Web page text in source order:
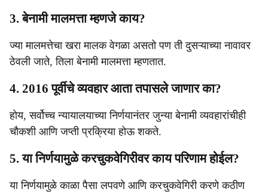
3. बेनामी मालमत्ता म्हणजे काय?
ज्या मालमत्तेचा खरा मालक वेगळा असतो पण ती दुसऱ्याच्या नावावर
ठेवली जाते, तिला बेनामी मालमत्ता म्हणतात.
4. 2016 पूर्वीचे व्यवहार आता तपासले जाणार का?
होय, सर्वोच्च न्यायालयाच्या निर्णयानंतर जुन्या बेनामी व्यवहारांचीही
चौकशी आणि जप्ती प्रक्रिया होऊ शकते.
5. या निर्णयामुळे करचुकवेगिरीवर काय परिणाम होईल?
या निर्णयामुळे काळा पैसा लपवणे आणि करचुकवेगिरी करणे कठीण